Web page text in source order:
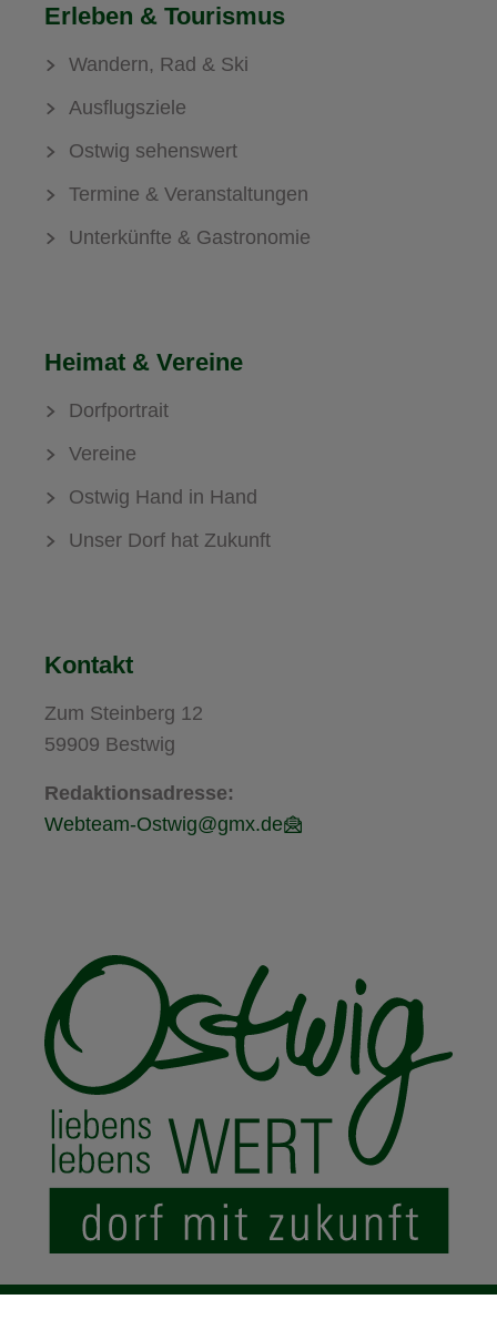
Erleben & Tourismus
Wandern, Rad & Ski
Ausflugsziele
Ostwig sehenswert
Termine & Veranstaltungen
Unterkünfte & Gastronomie
Heimat & Vereine
Dorfportrait
Vereine
Ostwig Hand in Hand
Unser Dorf hat Zukunft
Kontakt
Zum Steinberg 12
59909 Bestwig
Redaktionsadresse:
Webteam-Ostwig@gmx.de